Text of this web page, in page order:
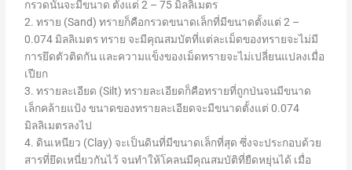
กรวดนั้นจะมีขนาด ตั้งแต่ 2 – 75 มิลลิเมตร
2. ทราย (Sand) ทรายก็คือกรวดขนาดเล็กที่มีขนาดตั้งแต่ 2 –
0.074 มิลลิเมตร ทราย จะมีคุณสมบัตที่แต่ละเม็ดของทรายจะไม่มี
การยึดตัวติดกัน และความแข็งของเม็ดทรายจะไม่เปลี่ยนแปลงเมื่อ
เปียก
3. ทรายละเอียด (Silt) ทรายละเอียดก็คือทรายที่ถูกป่นจนมีขนาด
เล็กคล้ายแป้ง ขนาดของทรายละเอียดจะมีขนาดตั้งแต่ 0.074
มิลลิเมตรลงไป
4. ดินเหนียว (Clay) จะเป็นดินที่มีขนาดเล็กที่สุด ซึ่งจะประกอบด้วย
สารที่ยึดเหนี่ยวกันไว้ จนทำให้โคลนมีคุณสมบัติที่ยืดหยุ่นได้ เมื่อ